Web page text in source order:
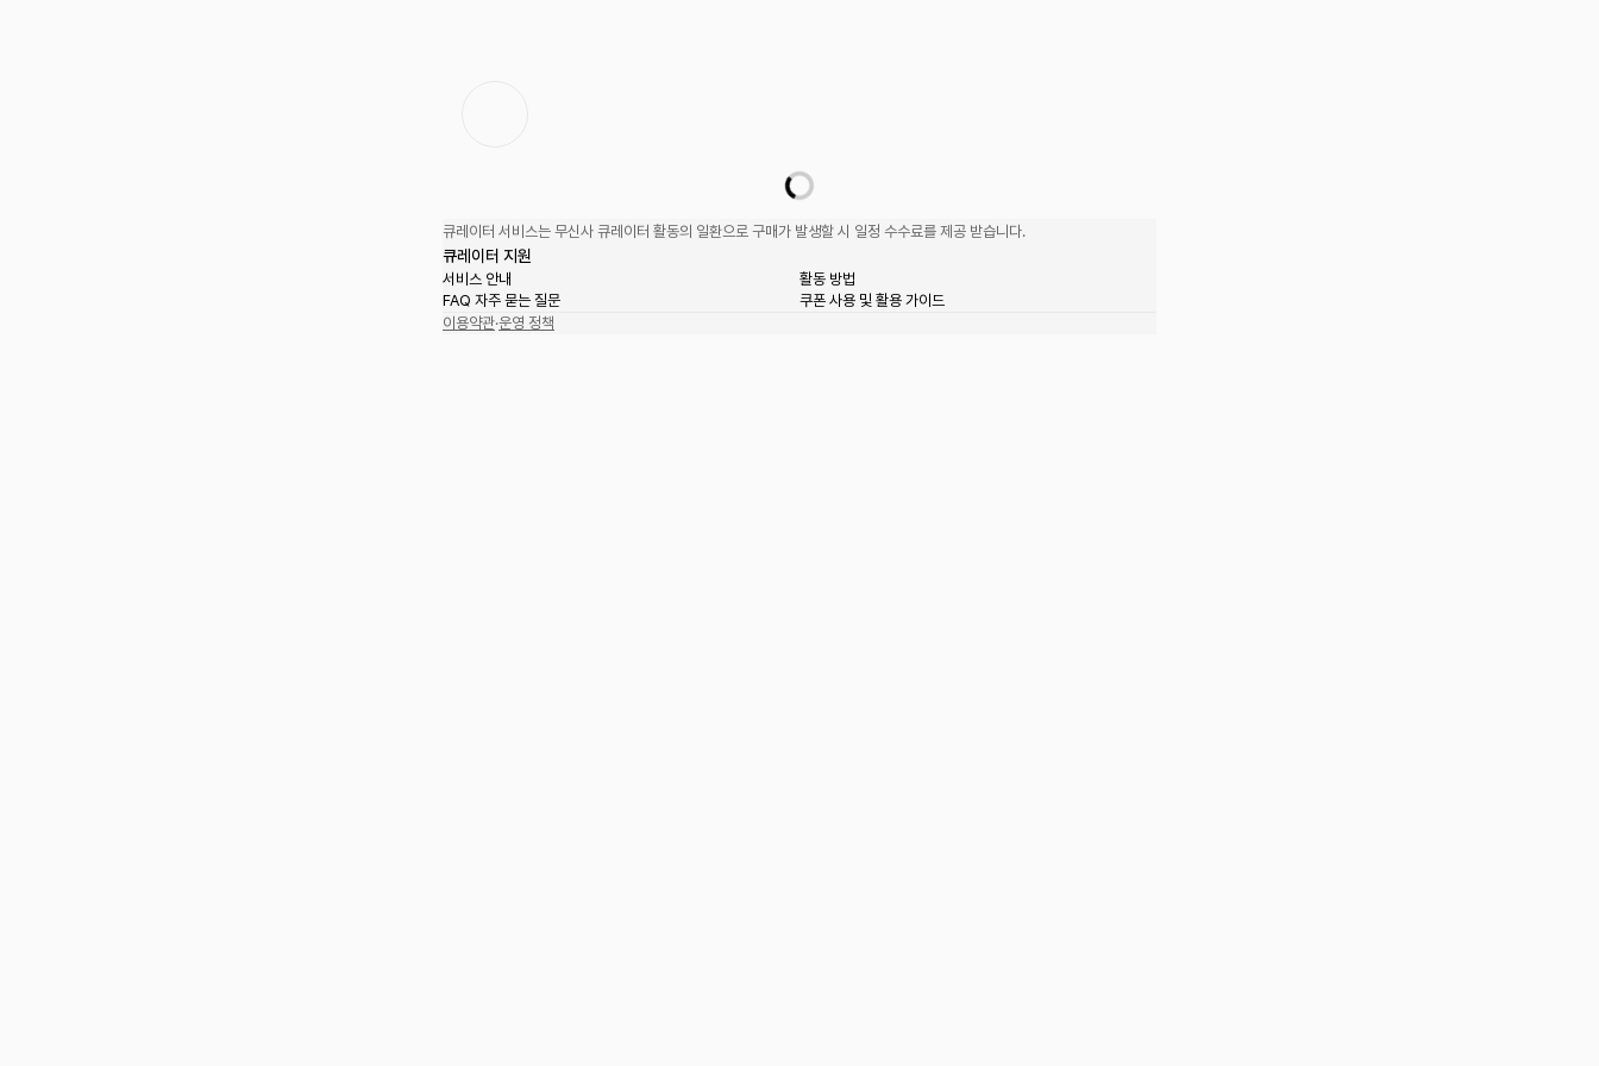
큐레이터 서비스는 무신사 큐레이터 활동의 일환으로 구매가 발생할 시 일정 수수료를 제공 받습니다.
큐레이터 지원
서비스 안내
활동 방법
FAQ 자주 묻는 질문
쿠폰 사용 및 활용 가이드
이용약관·운영 정책